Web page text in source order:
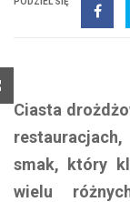
Ciasta
smak, który
wielu